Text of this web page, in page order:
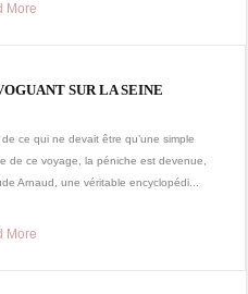
More
SUR LA SEINE
ce qui ne devait être qu’une simple
de ce voyage, la péniche est devenue,
Arnaud, une véritable encyclopédi...
More